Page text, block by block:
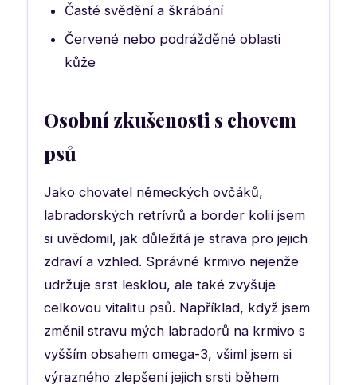
Časté svědění a škrábání
Červené nebo podrážděné oblasti
kůže
Osobní zkušenosti s chovem
psů
Jako chovatel německých ovčáků,
labradorských retrívrů a border kolií jsem
si uvědomil, jak důležitá je strava pro jejich
zdraví a vzhled. Správné krmivo nejenže
udržuje srst lesklou, ale také zvyšuje
celkovou vitalitu psů. Například, když jsem
změnil stravu mých labradorů na krmivo s
vyšším obsahem omega-3, všiml jsem si
výrazného zlepšení jejich srsti během